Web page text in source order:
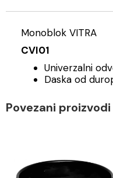
Monoblok VITRA
CVI01
Univerzalni
Daska od
Povezani proizvodi